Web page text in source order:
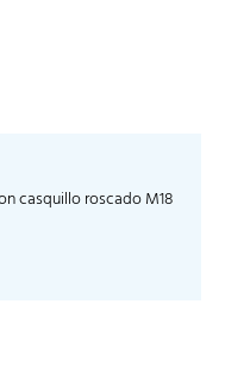
casquillo roscado M18